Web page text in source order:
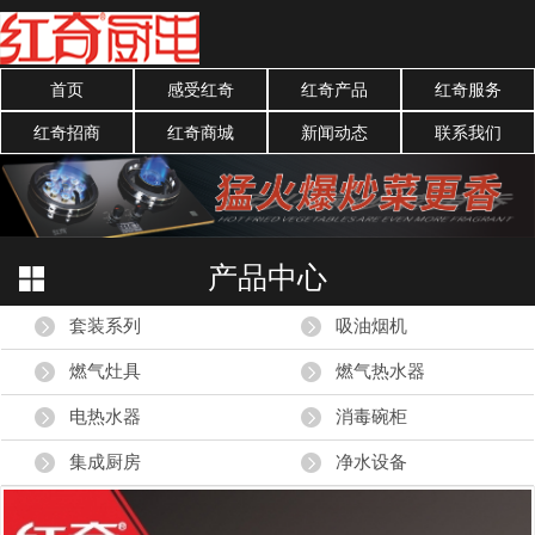
首页 感受红奇 红奇产品 红奇服务
红奇招商 红奇商城 新闻动态 联系我们
产品中心
套装系列 吸油烟机
燃气灶具 燃气热水器
电热水器 消毒碗柜
集成厨房 净水设备